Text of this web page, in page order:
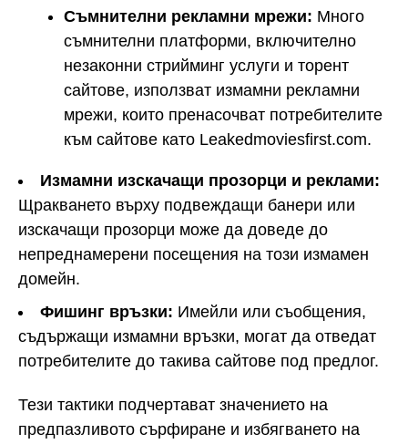
Съмнителни рекламни мрежи: Много
съмнителни платформи, включително
незаконни стрийминг услуги и торент
сайтове, използват измамни рекламни
мрежи, които пренасочват потребителите
към сайтове като Leakedmoviesfirst.com.
Измамни изскачащи прозорци и реклами:
Щракването върху подвеждащи банери или
изскачащи прозорци може да доведе до
непреднамерени посещения на този измамен
домейн.
Фишинг връзки: Имейли или съобщения,
съдържащи измамни връзки, могат да отведат
потребителите до такива сайтове под предлог.
Тези тактики подчертават значението на
предпазливото сърфиране и избягването на